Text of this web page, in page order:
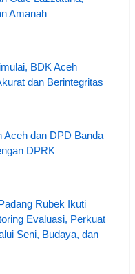
Amanah
BDK Aceh
dan Berintegritas
Aceh dan DPD Banda
DPRK
Rubek Ikuti
Evaluasi, Perkuat
Seni, Budaya, dan